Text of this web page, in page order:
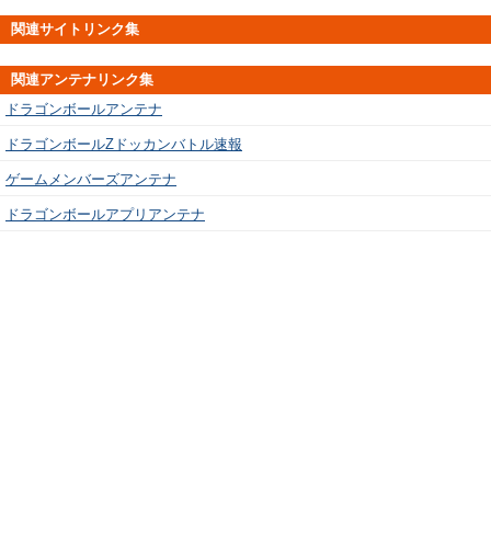
関連サイトリンク集
関連アンテナリンク集
ドラゴンボールアンテナ
ドラゴンボールZドッカンバトル速報
ゲームメンバーズアンテナ
ドラゴンボールアプリアンテナ